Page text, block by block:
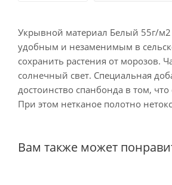
Укрывной материал Белый 55г/м2
удобным и незаменимым в
сохранить растения от морозов.
солнечный свет. Специальная
достоинство спанбонда в том,
При этом нетканое полотно
Вам также может